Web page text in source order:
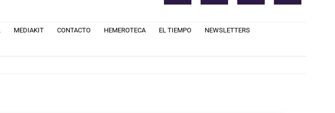
MEDIAKIT CONTACTO HEMEROTECA EL TIEMPO NEWSLETTERS